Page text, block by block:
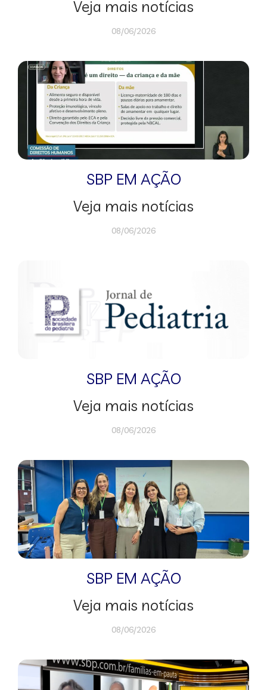
Veja mais notícias
08/06/2026
SBP EM AÇÃO
Veja mais notícias
08/06/2026
SBP EM AÇÃO
Veja mais notícias
08/06/2026
SBP EM AÇÃO
Veja mais notícias
08/06/2026